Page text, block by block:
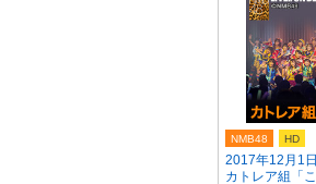
2017年12月1日
カトレア組「
NMB48 HD